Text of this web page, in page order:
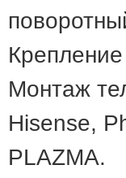
Монтаж
Hisense,
PLAZMA.